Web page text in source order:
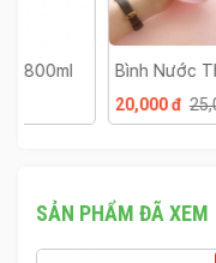
Bình Nước Thủy Tinh
25,000 đ
SẢN PHẨM ĐÃ XEM